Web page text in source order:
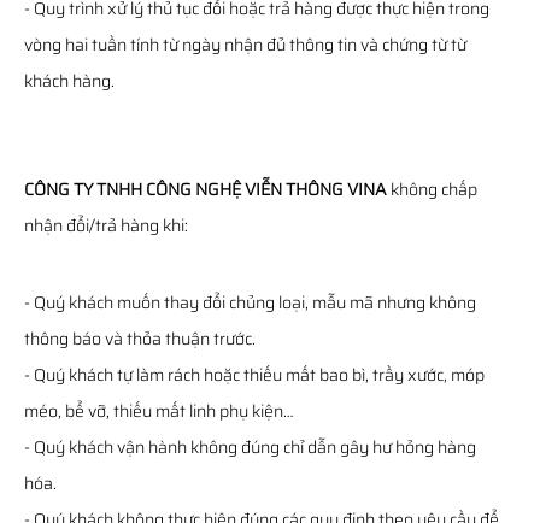
- Quy trình xử lý thủ tục đổi hoặc trả hàng được thực hiện trong
vòng hai tuần tính từ ngày nhận đủ thông tin và chứng từ từ
khách hàng.
CÔNG TY TNHH CÔNG NGHỆ VIỄN THÔNG VINAkhông chấp
nhận đổi/trả hàng khi:
- Quý khách muốn thay đổi chủng loại, mẫu mã nhưng không
thông báo và thỏa thuận trước.
- Quý khách tự làm rách hoặc thiếu mất bao bì, trầy xước, móp
méo, bể vỡ, thiếu mất linh phụ kiện…
- Quý khách vận hành không đúng chỉ dẫn gây hư hỏng hàng
hóa.